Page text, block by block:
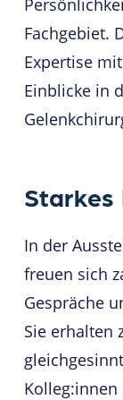
Fachgebiet.
Expertise
Einblicke in
Starkes
In der
freuen sich
Gespräche
Sie erhalten